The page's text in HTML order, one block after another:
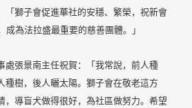
「獅子會促進華社的安穩、繁榮，祝新會
成為法拉盛最重要的慈善團體。」
處張景南主任祝賀：「我常說，前人種
種樹，後人曬太陽。獅子會在敬老這方
，導盲犬做得很好，為社區做努力。希望